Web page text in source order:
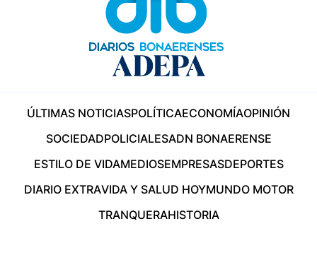
ÚLTIMAS NOTICIASPOLÍTICAECONOMÍAOPINIÓN
SOCIEDADPOLICIALESADN BONAERENSE
ESTILO DE VIDAMEDIOSEMPRESASDEPORTES
DIARIO EXTRAVIDA Y SALUD HOYMUNDO MOTOR
TRANQUERAHISTORIA